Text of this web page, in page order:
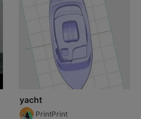
yacht
PrintPrint